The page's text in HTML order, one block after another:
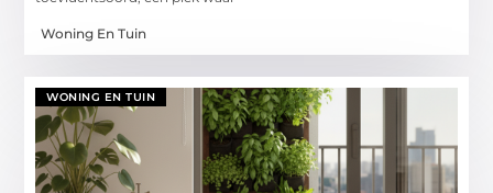
Woning En Tuin
WONING EN TUIN